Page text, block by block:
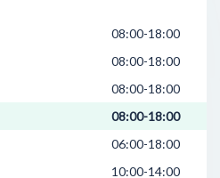
08:00-18:00
08:00-18:00
08:00-18:00
08:00-18:00
06:00-18:00
10:00-14:00